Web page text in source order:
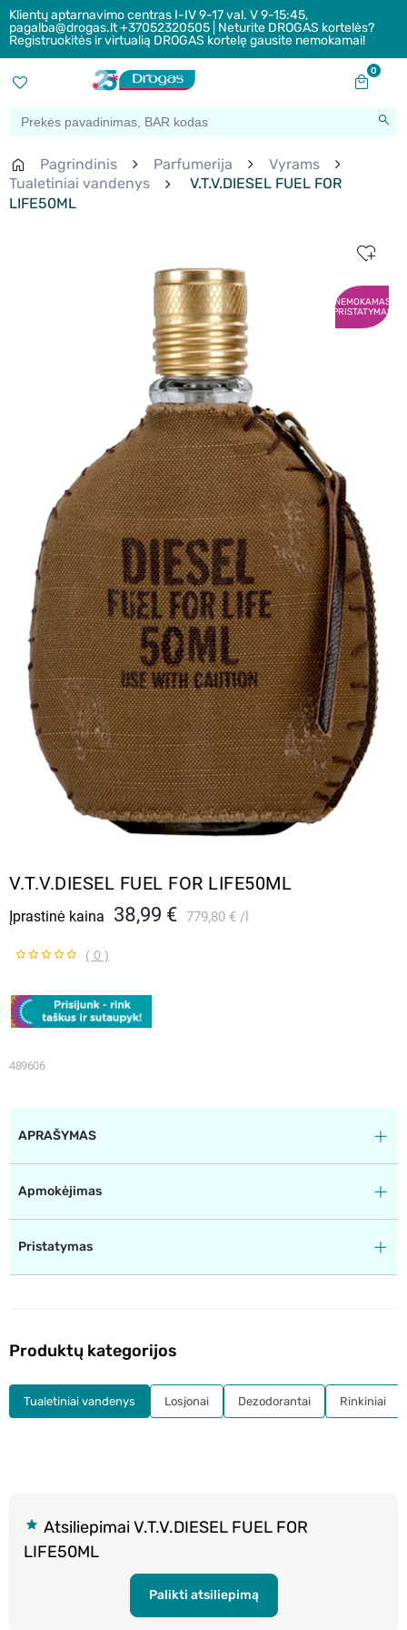
Klientų aptarnavimo centras I-IV 9-17 val. V 9-15:45,
pagalba@drogas.lt +37052320505 | Neturite DROGAS kortelės?
Registruokitės ir virtualią DROGAS kortelę gausite nemokamai!
0
Pagrindinis Parfumerija
Vyrams
Tualetiniai vandenys
V.T.V.DIESEL FUEL FOR
LIFE50ML
NEMOKAMAS
PRISTATYMAS
V.T.V.DIESEL FUEL FOR LIFE50ML
Įprastinė kaina 38,99 € 779,80 €
( 0 )
489606
APRAŠYMAS
Apmokėjimas
Pristatymas
Atsiliepimai V.T.V.DIESEL FUEL FOR
LIFE50ML
Palikti atsiliepimą
Produktų kategorijos
Tualetiniai vandenys Losjonai Dezodorantai Rinkiniai